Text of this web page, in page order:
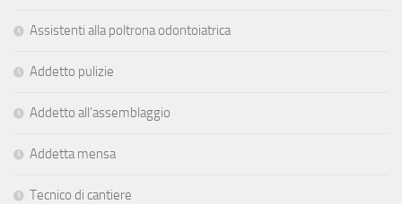
Assistenti alla poltrona odontoiatrica
Addetto pulizie
Addetto all’assemblaggio
Addetta mensa
Tecnico di cantiere